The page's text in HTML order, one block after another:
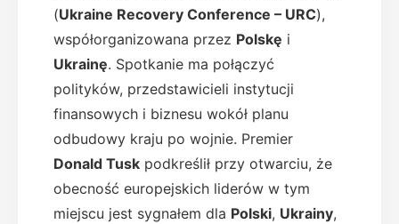
(Ukraine Recovery Conference – URC),
współorganizowana przez Polskę i
Ukrainę. Spotkanie ma połączyć
polityków, przedstawicieli instytucji
finansowych i biznesu wokół planu
odbudowy kraju po wojnie. Premier
Donald Tusk podkreślił przy otwarciu, że
obecność europejskich liderów w tym
miejscu jest sygnałem dla Polski, Ukrainy,